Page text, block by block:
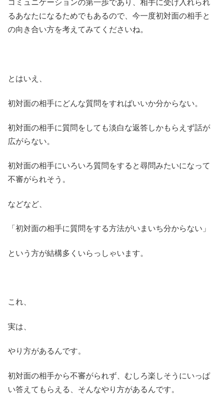
コミュニケーションの第一歩であり、相手に受け入れられ
るあなたになるためでもあるので、今一度初対面の相手と
の向き合い方を考えてみてくださいね。
とはいえ、
初対面の相手にどんな質問をすればいいか分からない。
初対面の相手に質問をしても淡白な返答しかもらえず話が
広がらない。
初対面の相手にいろいろ質問をすると尋問みたいになって
不審がられそう。
などなど、
「初対面の相手に質問をする方法がいまいち分からない」
という方が結構多くいらっしゃいます。
これ、
実は、
やり方があるんです。
初対面の相手から不審がられず、むしろ楽しそうにいっぱ
い答えてもらえる、そんなやり方があるんです。